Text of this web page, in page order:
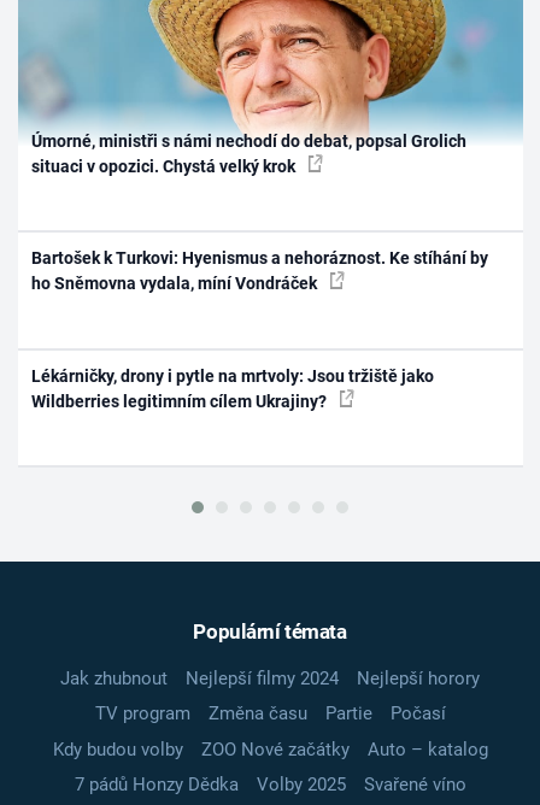
Úmorné, ministři s námi nechodí do debat, popsal Grolich
situaci v opozici. Chystá velký krok
Bartošek k Turkovi: Hyenismus a nehoráznost. Ke stíhání by
ho Sněmovna vydala, míní Vondráček
Lékárničky, drony i pytle na mrtvoly: Jsou tržiště jako
Wildberries legitimním cílem Ukrajiny?
Populární témata
Jak zhubnout Nejlepší filmy 2024
Nejlepší horory
TV program
Změna času Partie
Počasí
Kdy budou volby
ZOO Nové začátky
Auto – katalog
7 pádů Honzy Dědka
Volby 2025
Svařené víno